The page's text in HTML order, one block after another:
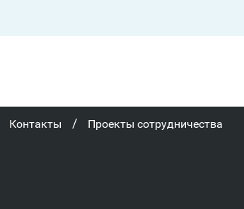
Контакты / Проекты сотрудничества